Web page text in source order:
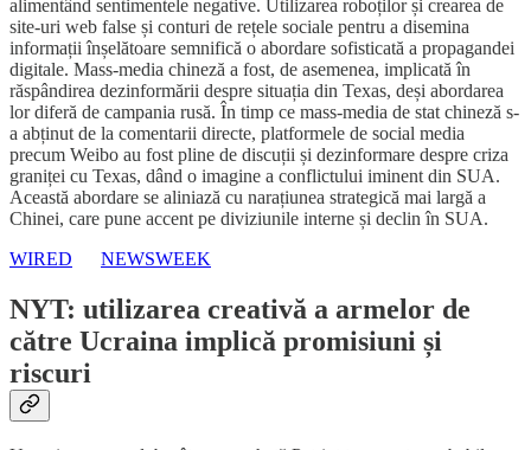
alimentând sentimentele negative. Utilizarea roboților și crearea de
site-uri web false și conturi de rețele sociale pentru a disemina
informații înșelătoare semnifică o abordare sofisticată a propagandei
digitale. Mass-media chineză a fost, de asemenea, implicată în
răspândirea dezinformării despre situația din Texas, deși abordarea
lor diferă de campania rusă. În timp ce mass-media de stat chineză s-
a abținut de la comentarii directe, platformele de social media
precum Weibo au fost pline de discuții și dezinformare despre criza
graniței cu Texas, dând o imagine a conflictului iminent din SUA.
Această abordare se aliniază cu narațiunea strategică mai largă a
Chinei, care pune accent pe diviziunile interne și declin în SUA.
WIRED
NEWSWEEK
NYT: utilizarea creativă a armelor de
către Ucraina implică promisiuni și
riscuri